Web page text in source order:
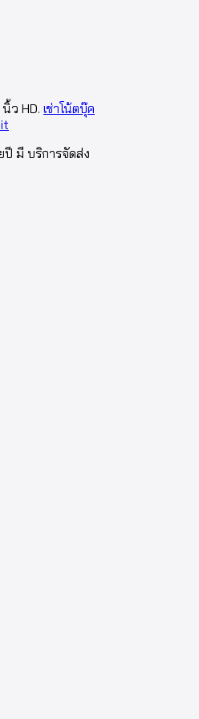
ว HD. เช่าโน้ตบุ๊ค
ปี มี บริการจัดส่ง